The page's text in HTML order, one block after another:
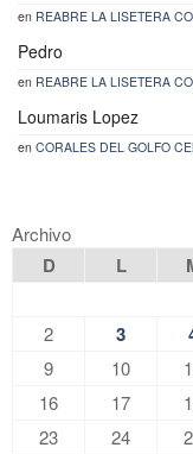
en REABRE LA LISETERA
Pedro
en REABRE LA LISETERA
Loumaris Lopez
en CORALES DEL GOLFO
Archivo
D L
2 3
9
10
16
17
23
24